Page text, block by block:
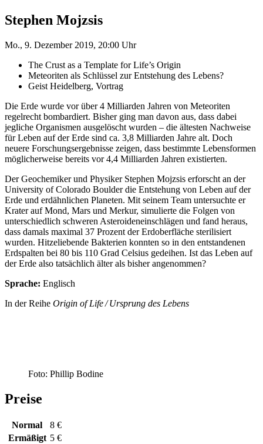
Stephen Mojzsis
Mo., 9. Dezember 2019, 20:00 Uhr
The Crust as a Template for Life’s Origin
Meteoriten als Schlüssel zur Entstehung des Lebens?
Geist Heidelberg, Vortrag
Die Erde wurde vor über 4 Milliarden Jahren von Meteoriten
regelrecht bombardiert. Bisher ging man davon aus, dass dabei
jegliche Organismen ausgelöscht wurden – die ältesten Nachweise
für Leben auf der Erde sind ca. 3,8 Milliarden Jahre alt. Doch
neuere Forschungsergebnisse zeigen, dass bestimmte Lebensformen
möglicherweise bereits vor 4,4 Milliarden Jahren existierten.
Der Geochemiker und Physiker Stephen Mojzsis erforscht an der
University of Colorado Boulder die Entstehung von Leben auf der
Erde und erdähnlichen Planeten. Mit seinem Team untersuchte er
Krater auf Mond, Mars und Merkur, simulierte die Folgen von
unterschiedlich schweren Asteroideneinschlägen und fand heraus,
dass damals maximal 37 Prozent der Erdoberfläche sterilisiert
wurden. Hitzeliebende Bakterien konnten so in den entstandenen
Erdspalten bei 80 bis 110 Grad Celsius gedeihen. Ist das Leben auf
der Erde also tatsächlich älter als bisher angenommen?
Sprache: Englisch
In der Reihe Origin of Life / Ursprung des Lebens
Foto: Phillip Bodine
Preise
Normal
8 €
Ermäßigt 5 €